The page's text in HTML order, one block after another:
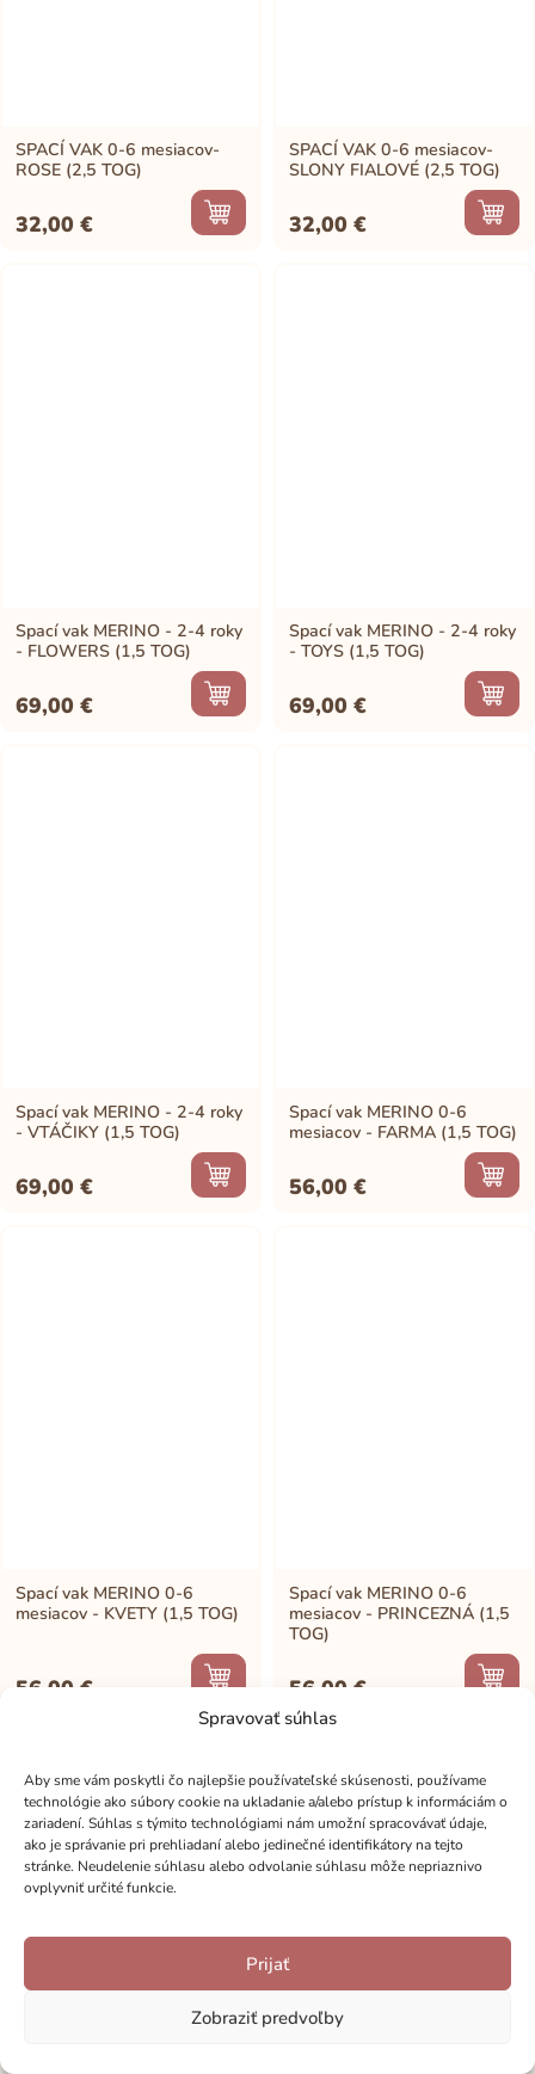
Spravovať súhlas
Aby sme vám poskytli čo najlepšie používateľské skúsenosti, používame
technológie ako súbory cookie na ukladanie a/alebo prístup k informáciám o
zariadení. Súhlas s týmito technológiami nám umožní spracovávať údaje,
ako je správanie pri prehliadaní alebo jedinečné identifikátory na tejto
stránke. Neudelenie súhlasu alebo odvolanie súhlasu môže nepriaznivo
ovplyvniť určité funkcie.
Prijať
Zobraziť predvoľby
SPACÍ VAK 0-6 mesiacov-
ROSE (2,5 TOG)
32,00€
SPACÍ VAK 0-6 mesiacov-
SLONY FIALOVÉ (2,5 TOG)
32,00€
Spací vak MERINO - 2-4 roky
- FLOWERS (1,5 TOG)
69,00€
Spací vak MERINO - 2-4 roky
- TOYS (1,5 TOG)
69,00€
Spací vak MERINO - 2-4 roky
- VTÁČIKY (1,5 TOG)
69,00€
Spací vak MERINO 0-6
mesiacov - FARMA (1,5 TOG)
56,00€
Spací vak MERINO 0-6
mesiacov - KVETY (1,5 TOG)
56,00€
Spací vak MERINO 0-6
mesiacov - PRINCEZNÁ (1,5
TOG)
56,00€